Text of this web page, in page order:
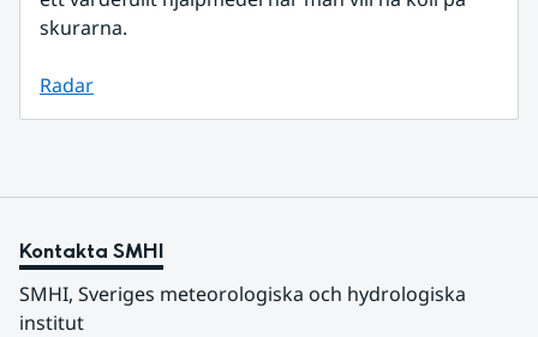
skurarna.
Radar
Kontakta SMHI
SMHI, Sveriges meteorologiska och hydrologiska
institut